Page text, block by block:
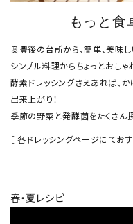
もっと食
奥豊後の台所から、簡単、美味
シンプル料理からちょっとおし
酵素ドレッシングさえあれば、
出来上がり！
季節の野菜と発酵菌をたくさん
［ 各ドレッシングページにてお
春・夏レシピ
キーワード
カテゴリー